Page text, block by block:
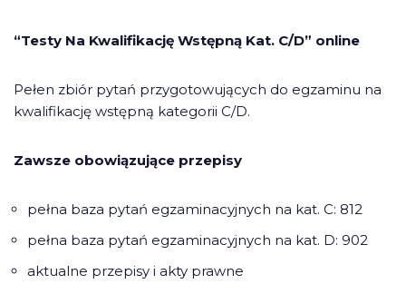
“Testy Na Kwalifikację Wstępną Kat. C/D” online
Pełen zbiór pytań przygotowujących do egzaminu na
kwalifikację wstępną kategorii C/D.
Zawsze obowiązujące przepisy
pełna baza pytań egzaminacyjnych na kat. C: 812
pełna baza pytań egzaminacyjnych na kat. D: 902
aktualne przepisy i akty prawne